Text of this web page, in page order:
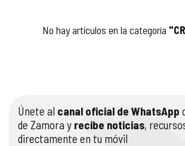
No hay artículos en la categoría
Únete al canal oficial de WhatsApp
de Zamora y recibe noticias,
directamente en tu móvil